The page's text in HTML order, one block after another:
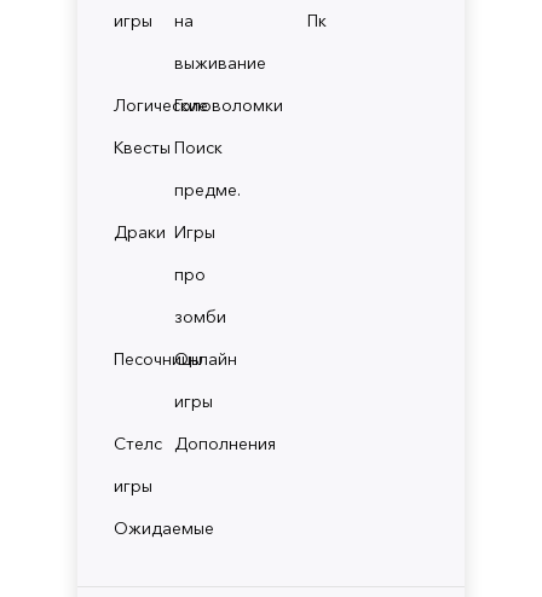
игры
на
выживание
ЛогическиеГоловоломки
Квесты Поиск
предме.
Драки Игры
про
зомби
ПесочницыОнлайн
игры
Стелс
игры
Дополнения
Ожидаемые
Пк